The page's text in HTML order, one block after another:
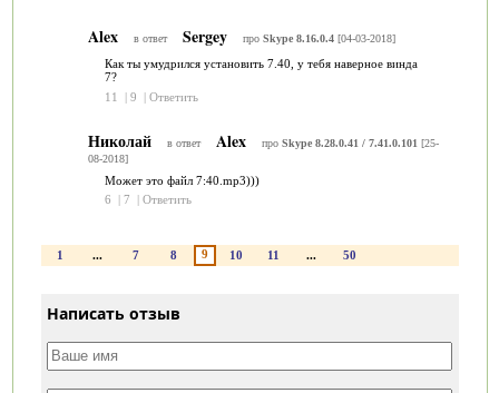
Alex в ответ Sergey про Skype 8.16.0.4[04-03-2018]
Как ты умудрился установить 7.40, у тебя наверное винда
7?
11
| 9 | Ответить
Николай в ответ Alex про Skype 8.28.0.41 / 7.41.0.101 [25-
08-2018]
Может это файл 7:40.mp3)))
6
| 7 | Ответить
1 ... 7 8 9 10 11 ... 50
Написать отзыв